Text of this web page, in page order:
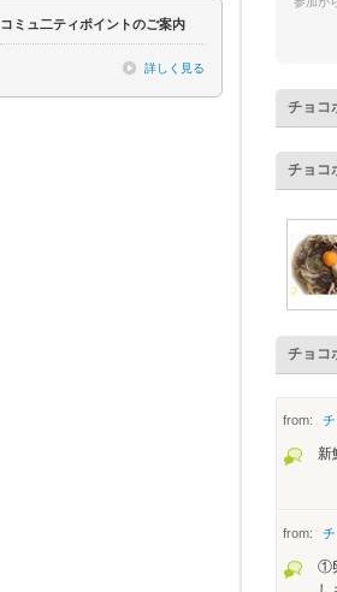
コミュ二ティポイントのご案内
詳しく見る
チョコ
チョコ
チョコ
from:
新
from:
①